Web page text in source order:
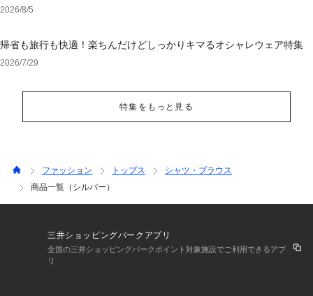
ェア
2026/8/5
帰省も旅行も快適！楽ちんだけどしっかりキマるオシャレウェア特集
2026/7/29
特集をもっと見る
ファッション トップス
シャツ・ブラウス
商品一覧（シルバー）
三井ショッピングパークアプリ
全国の三井ショッピングパークポイント対象施設でご利用できるアプ
リ